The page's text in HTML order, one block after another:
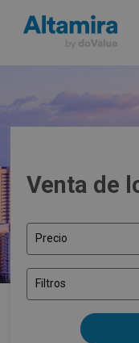
Venta de
Precio
Filtros